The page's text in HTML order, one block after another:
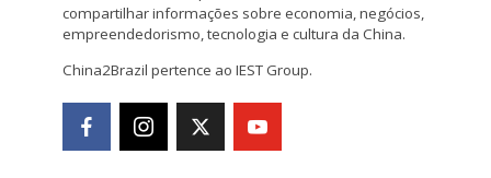
compartilhar informações sobre economia, negócios,
empreendedorismo, tecnologia e cultura da China.
China2Brazil pertence ao IEST Group.